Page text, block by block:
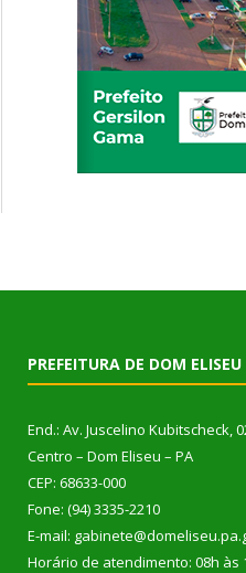
PREFEITURA DE DOM ELISEU
End.: Av. Juscelino Kubitscheck,
Centro – Dom Eliseu – PA
CEP: 68633-000
Fone: (94) 3335-2210
E-mail:
Horário de atendimento: 08h às